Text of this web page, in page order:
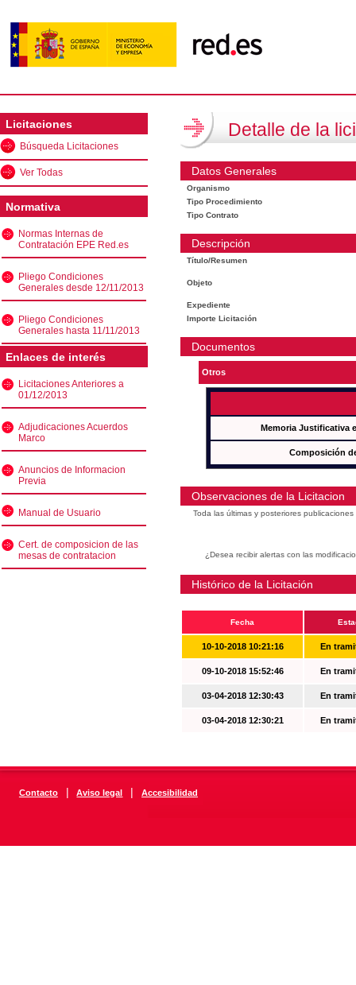
Licitaciones
Búsqueda Licitaciones
Ver Todas
Normativa
Normas Internas de
Contratación EPE Red.es
Pliego Condiciones
Generales desde 12/11/2013
Pliego Condiciones
Generales hasta 11/11/2013
Enlaces de interés
Licitaciones Anteriores a
01/12/2013
Adjudicaciones Acuerdos
Marco
Anuncios de Informacion
Previa
Manual de Usuario
Cert. de composicion de las
mesas de contratacion
Detalle de la
Datos Generales
Organismo
Tipo Procedimiento
Tipo Contrato
Descripción
Título/Resumen
Objeto
Expediente
Importe Licitación
Documentos
Otros
Memoria Justificativa
Composición
Observaciones de la Licitacion
Toda las últimas y posteriores
¿Desea recibir alertas con las
Histórico de la Licitación
Fecha
10-10-2018 10:21:16 En
09-10-2018 15:52:46 En
03-04-2018 12:30:43 En
03-04-2018 12:30:21 En
Contacto | Aviso legal | Accesibilidad